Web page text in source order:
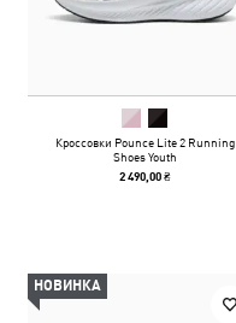
Кроссовки Pounce Lite 2 Running
Shoes Youth
2 490,00 ₴
НОВИНКА